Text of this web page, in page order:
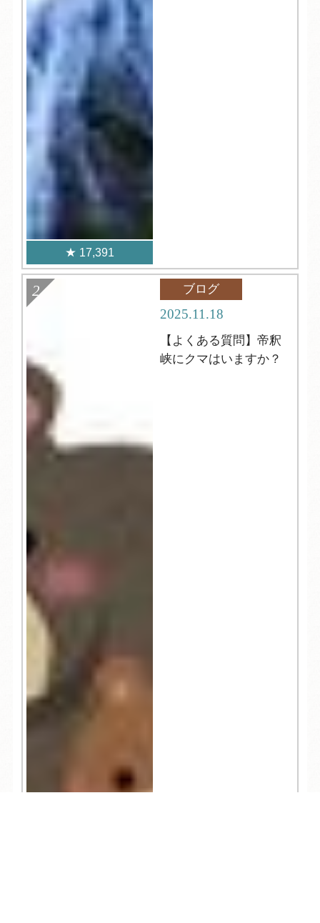
17,391
ブログ
2025.11.18
【よくある質問】帝釈
峡にクマはいますか？